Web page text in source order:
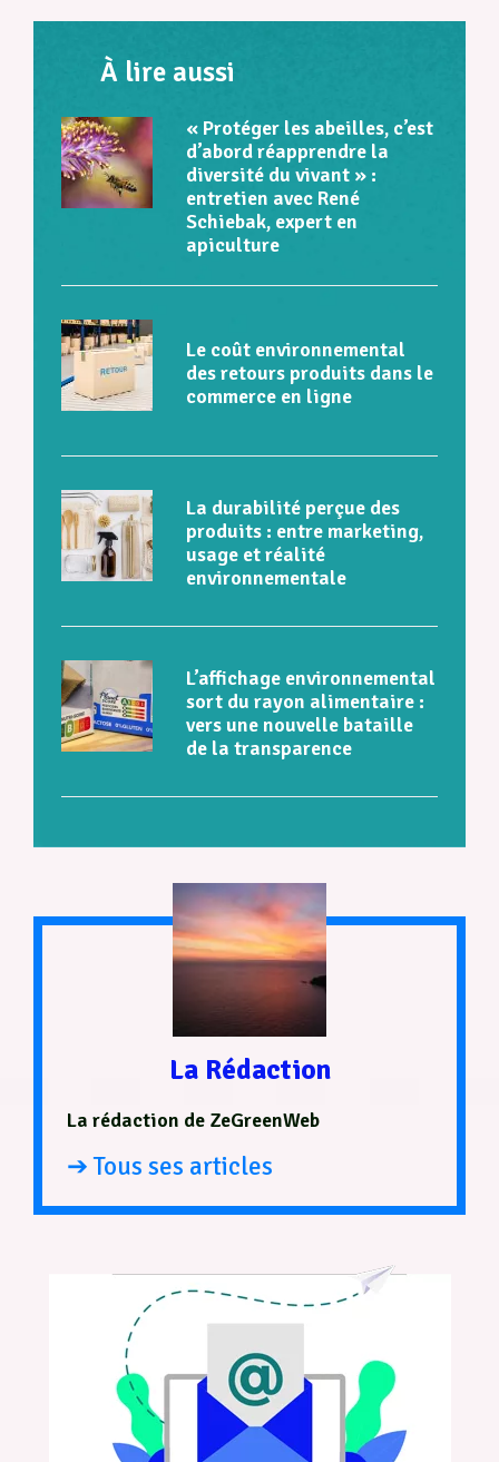
À lire aussi
« Protéger les abeilles, c’est
d’abord réapprendre la
diversité du vivant » :
entretien avec René
Schiebak, expert en
apiculture
Le coût environnemental
des retours produits dans le
commerce en ligne
La durabilité perçue des
produits : entre marketing,
usage et réalité
environnementale
L’affichage environnemental
sort du rayon alimentaire :
vers une nouvelle bataille
de la transparence
La Rédaction
La rédaction de ZeGreenWeb
➔ Tous ses articles